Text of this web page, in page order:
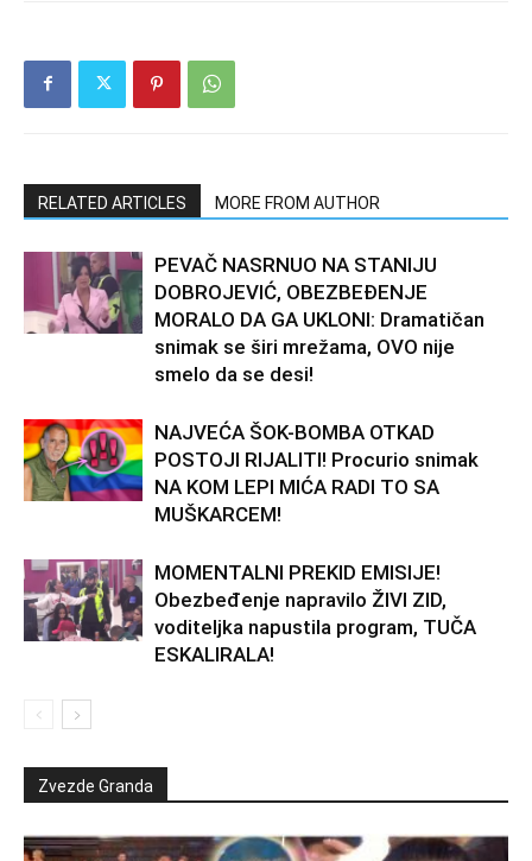
RELATED ARTICLES MORE FROM AUTHOR
PEVAČ NASRNUO NA STANIJU
DOBROJEVIĆ, OBEZBEĐENJE
MORALO DA GA UKLONI: Dramatičan
snimak se širi mrežama, OVO nije
smelo da se desi!
NAJVEĆA ŠOK-BOMBA OTKAD
POSTOJI RIJALITI! Procurio snimak
NA KOM LEPI MIĆA RADI TO SA
MUŠKARCEM!
MOMENTALNI PREKID EMISIJE!
Obezbeđenje napravilo ŽIVI ZID,
voditeljka napustila program, TUČA
ESKALIRALA!
Zvezde Granda